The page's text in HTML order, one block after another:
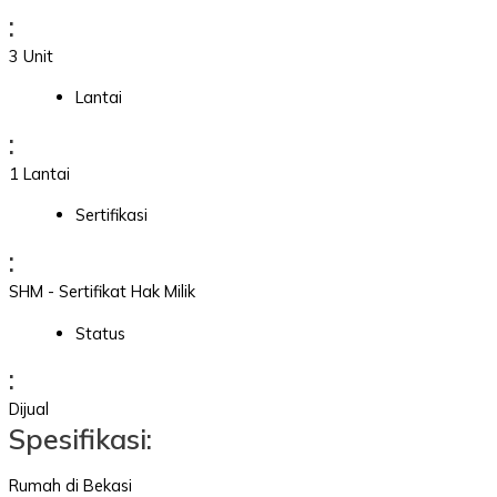
:
3 Unit
Lantai
:
1 Lantai
Sertifikasi
:
SHM - Sertifikat Hak Milik
Status
:
Dijual
Spesifikasi:
Rumah di Bekasi